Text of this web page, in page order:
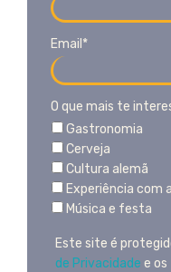
Email*
O que mais te
Gastronomia
Cerveja
Cultura alemã
Experiência com
Música e festa
Este site é
de Privacidade e os